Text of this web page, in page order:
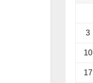
3
10
17